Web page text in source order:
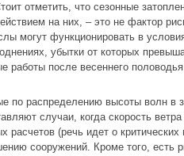
отметить, что сезонные
на них, – это не фактор
могут функционировать в
убытки от которых
работы после весеннего
по распределению высоты волн в
случаи, когда скорость
расчетов (речь идет о
сооружений. Кроме того, есть